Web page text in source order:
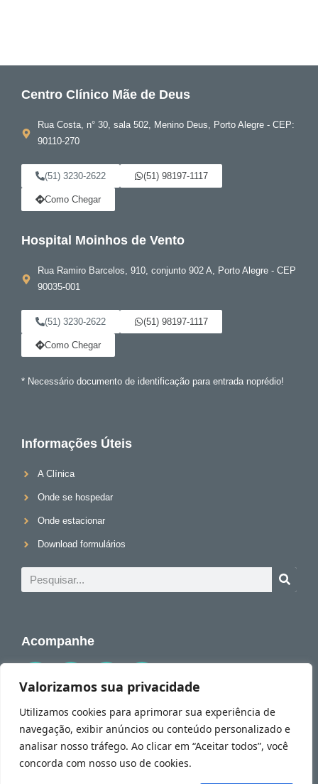
Valorizamos sua privacidade
Utilizamos cookies para aprimorar sua experiência de
navegação, exibir anúncios ou conteúdo personalizado e
analisar nosso tráfego. Ao clicar em “Aceitar todos”, você
concorda com nosso uso de cookies.
Centro Clínico Mãe de Deus
Rua Costa, n° 30, sala 502, Menino Deus, Porto Alegre - CEP:
90110-270
(51) 3230-2622 (51) 98197-1117
Como Chegar
Hospital Moinhos de Vento
Rua Ramiro Barcelos, 910, conjunto 902 A, Porto Alegre - CEP
90035-001
(51) 3230-2622 (51) 98197-1117
Como Chegar
* Necessário documento de identificação para entrada noprédio!
Informações Úteis
A Clínica
Onde se hospedar
Onde estacionar
Download formulários
Acompanhe
© 2026 Dr. Alessandro Rossol. Todos os direitos reservados.
Política de Privacidade
💬 Tire todas suas dúvidas conosco!